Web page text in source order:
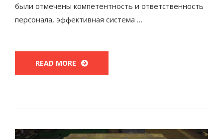
были отмечены компетентность и ответственность
персонала, эффективная система …
READ MORE